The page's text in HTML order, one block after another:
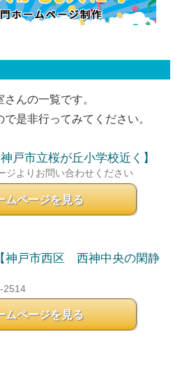
んの一覧です。
是非行ってみてください。
神戸市立桜が丘小学校近く】
ジよりお問い合わせください
ムページを見る
【神戸市西区 西神中央の閑静
ムページを見る